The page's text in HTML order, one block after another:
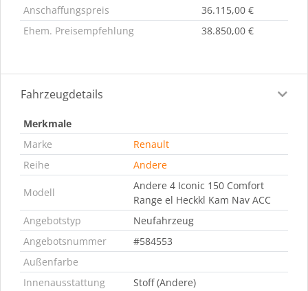
Anschaffungspreis
36.115,00 €
Ehem. Preisempfehlung
38.850,00 €
Fahrzeugdetails
Merkmale
Marke
Renault
Reihe
Andere
Modell
Andere 4 Iconic 150 Comfort
Range el Heckkl Kam Nav ACC
Angebotstyp
Neufahrzeug
Angebotsnummer
#584553
Außenfarbe
Innenausstattung
Stoff (Andere)